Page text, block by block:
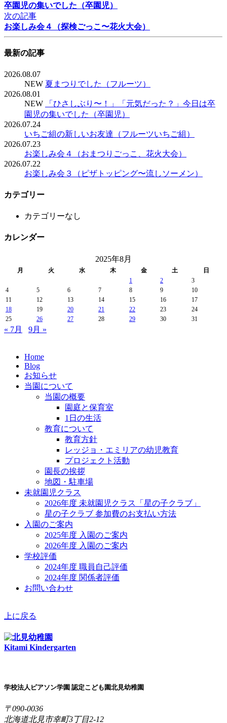
卒園児の集いでした（卒園児）
次の記事
お楽しみ会４（探検ごっこ〜花火大会）
最新の記事
2026.08.07
NEW 夏まつりでした（フルーツ）
2026.08.01
NEW
「ひさしぶり〜！」「元気だった？」今日は卒
園児の集いでした（卒園児）
2026.07.24
いちご組の新しいお友達（フルーツいちご組）
2026.07.23
お楽しみ会４（おまつりごっこ、花火大会）
2026.07.22
お楽しみ会３（ピザトッピング〜流しソーメン）
カテゴリー
カテゴリーなし
カレンダー
2025年8月
月 火 水 木 金 土
日
1
2
3
4
5 6 7 8 9
10
11
12 13 14 15 16
17
18
19 20 21 22 23
24
25
26 27 28 29 30 31
« 7月 9月 »
Home
Blog
お知らせ
当園について
当園の概要
園庭と保育室
1日の生活
教育について
教育方針
レッジョ・エミリアの幼児教育
プロジェクト活動
園長の挨拶
地図・駐車場
未就園児クラス
2026年度 未就園児クラス「星の子クラブ」
星の子クラブ 参加費のお支払い方法
入園のご案内
2025年度 入園のご案内
2026年度 入園のご案内
学校評価
2024年度 職員自己評価
2024年度 関係者評価
お問い合わせ
上に戻る
Kitami Kindergarten
学校法人ピアソン学園 認定こども園北見幼稚園
〒090-0036
北海道北見市幸町3丁目2-12